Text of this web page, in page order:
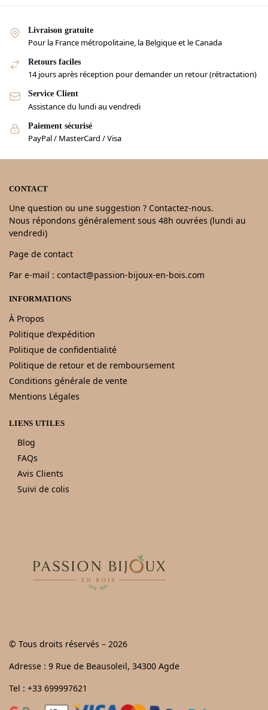
Livraison gratuite
Pour la France métropolitaine, la Belgique et le Canada
Retours faciles
14 jours après réception pour demander un retour (rétractation)
Service Client
Assistance du lundi au vendredi
Paiement sécurisé
PayPal / MasterCard / Visa
CONTACT
Une question ou une suggestion ? Contactez-nous.
Nous répondons généralement sous 48h ouvrées (lundi au
vendredi)
Page de contact
Par e-mail : contact@passion-bijoux-en-bois.com
INFORMATIONS
À Propos
Politique d’expédition
Politique de confidentialité
Politique de retour et de remboursement
Conditions générale de vente
Mentions Légales
LIENS UTILES
Blog
FAQs
Avis Clients
Suivi de colis
© Tous droits réservés – 2026
Adresse : 9 Rue de Beausoleil, 34300 Agde
Tel : +33 699997621